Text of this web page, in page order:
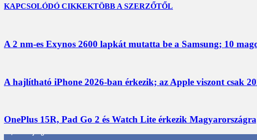
KAPCSOLÓDÓ CIKKEKTÖBB A SZERZŐTŐL
A 2 nm-es Exynos 2600 lapkát mutatta be a Samsung; 10
A hajlítható iPhone 2026-ban érkezik; az Apple viszont csak
OnePlus 15R, Pad Go 2 és Watch Lite érkezik